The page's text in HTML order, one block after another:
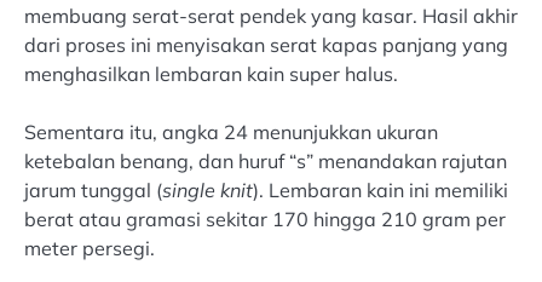
membuang serat-serat pendek yang kasar. Hasil akhir
dari proses ini menyisakan serat kapas panjang yang
menghasilkan lembaran kain super halus.
Sementara itu, angka 24 menunjukkan ukuran
ketebalan benang, dan huruf “s” menandakan rajutan
jarum tunggal (single knit). Lembaran kain ini memiliki
berat atau gramasi sekitar 170 hingga 210 gram per
meter persegi.